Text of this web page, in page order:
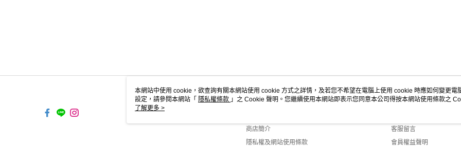
關於我們
商店簡介
隱私權及網站使用條款
客服資訊
客服留言
會員權益聲明
本網站中使用 cookie，欲查詢有關本網站使用 cookie 方式之詳情，及若您不希望在電腦上使用 cookie 時應如何變更電
設定，請參閱本網站「 隱私權條款 」之 Cookie 聲明。您繼續使用本網站即表示您同意本公司得按本網站使用條款之
使用 cookie。
了解更多 >